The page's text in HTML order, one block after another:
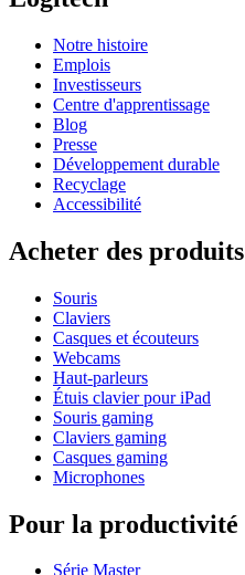
Notre histoire
Emplois
Investisseurs
Centre d'apprentissage
Blog
Presse
Développement durable
Recyclage
Accessibilité
Acheter des produits
Souris
Claviers
Casques et écouteurs
Webcams
Haut-parleurs
Étuis clavier pour iPad
Souris gaming
Claviers gaming
Casques gaming
Microphones
Pour la productivité
Série Master